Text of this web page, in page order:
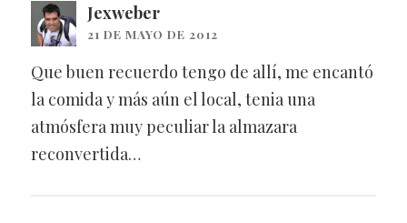
Jexweber
21 DE MAYO DE 2012
Que buen recuerdo tengo de allí, me encantó
la comida y más aún el local, tenia una
atmósfera muy peculiar la almazara
reconvertida…